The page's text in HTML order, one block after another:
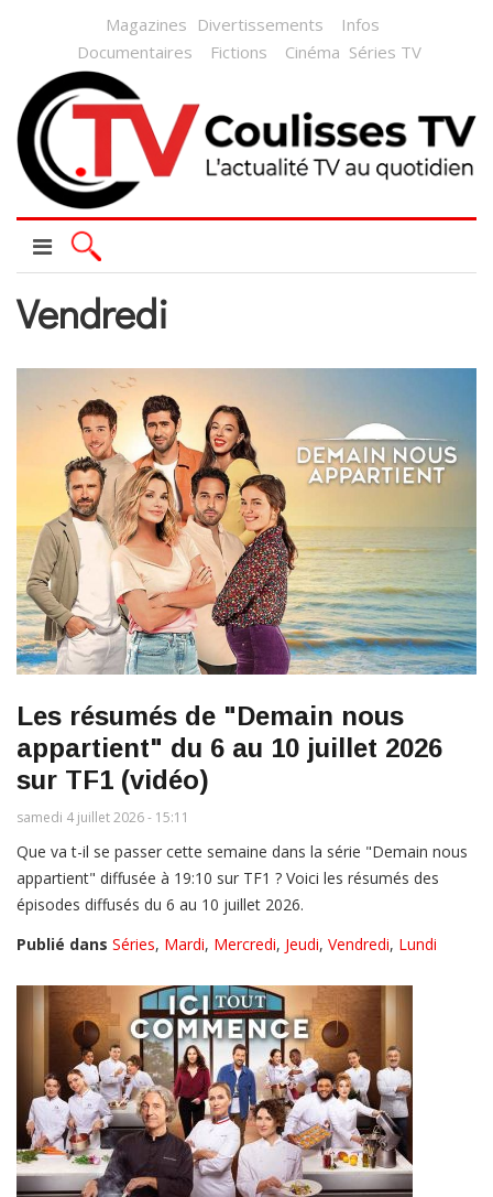
Magazines Divertissements
Infos
Documentaires
Fictions Cinéma Séries TV
Vendredi
Les résumés de "Demain nous
appartient" du 6 au 10 juillet 2026
sur TF1 (vidéo)
samedi 4 juillet 2026 - 15:11
Que va t-il se passer cette semaine dans la série "Demain nous
appartient" diffusée à 19:10 sur TF1 ? Voici les résumés des
épisodes diffusés du 6 au 10 juillet 2026.
Publié dans Séries, Mardi, Mercredi, Jeudi, Vendredi, Lundi